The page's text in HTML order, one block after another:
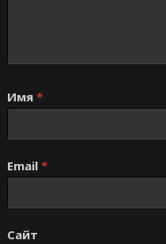
Имя *
Email *
Сайт